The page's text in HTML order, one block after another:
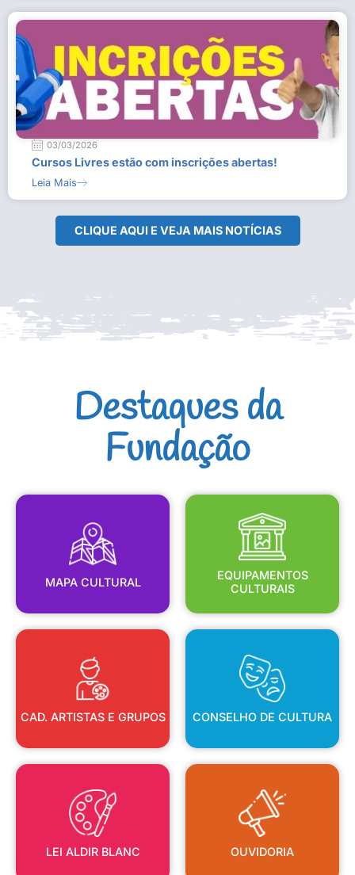
03/03/2026
Cursos Livres estão com inscrições abertas!
Leia Mais
CLIQUE AQUI E VEJA MAIS NOTÍCIAS
Destaques da
Fundação
MAPA CULTURAL
MAPA CULTURAL
EQUIPAMENTOS
CULTURAIS
EQUIPAMENTOS
CULTURAIS
CAD. ARTISTAS E GRUPOS
CAD. ARTISTAS E GRUPOS
CONSELHO DE CULTURA
CONSELHO DE CULTURA
LEI ALDIR BLANC
LEI ALDIR BLANC
OUVIDORIA
OUVIDORIA